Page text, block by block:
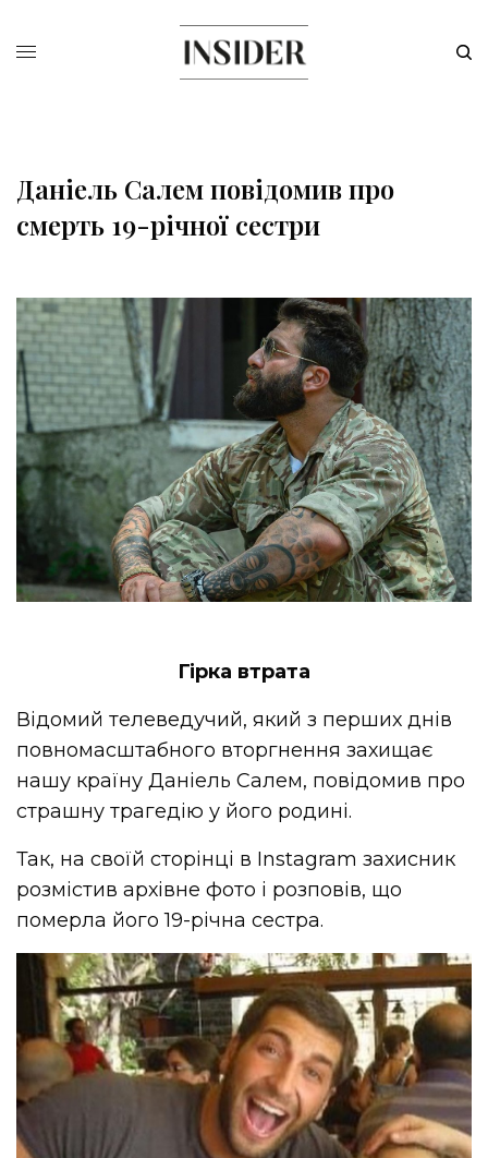
Даніель Салем повідомив про
смерть 19-річної сестри
Гірка втрата
Відомий телеведучий, який з перших днів
повномасштабного вторгнення захищає
нашу країну Даніель Салем, повідомив про
страшну трагедію у його родині.
Так, на своїй сторінці в Instagram захисник
розмістив архівне фото і розповів, що
померла його 19-річна сестра.